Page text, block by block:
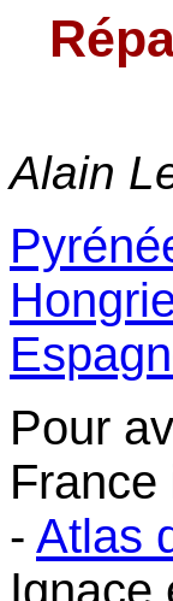
Alain
Pour
- Atlas
Ignace